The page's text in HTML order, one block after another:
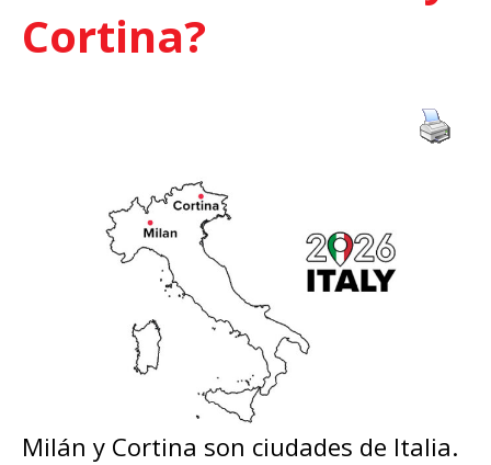
Cortina?
Milán y Cortina son ciudades de Italia.